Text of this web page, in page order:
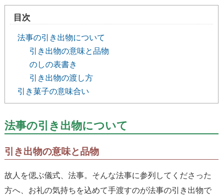
目次
法事の引き出物について
引き出物の意味と品物
のしの表書き
引き出物の渡し方
引き菓子の意味合い
法事の引き出物について
引き出物の意味と品物
故人を偲ぶ儀式、法事。そんな法事に参列してくださった
方へ、お礼の気持ちを込めて手渡すのが法事の引き出物で